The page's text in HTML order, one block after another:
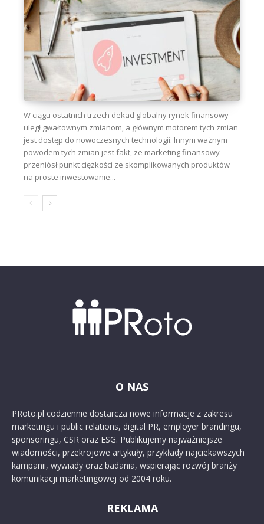
W ciągu ostatnich trzech dekad globalny rynek finansowy
uległ gwałtownym zmianom, a głównym motorem tych zmian
jest dostęp do nowoczesnych technologii. Innym ważnym
powodem tych zmian jest fakt, że marketing finansowy
przeniósł punkt ciężkości ze skomplikowanych produktów
na proste inwestowanie...
O NAS
PRoto.pl codziennie dostarcza nowe informacje z zakresu
marketingu i public relations, digital PR, employer brandingu,
sponsoringu, CSR oraz ESG. Publikujemy najważniejsze
wiadomości, przekrojowe artykuły, przykłady najciekawszych
kampanii, wywiady oraz badania, wspierając rozwój branży
komunikacji marketingowej od 2004 roku.
REKLAMA